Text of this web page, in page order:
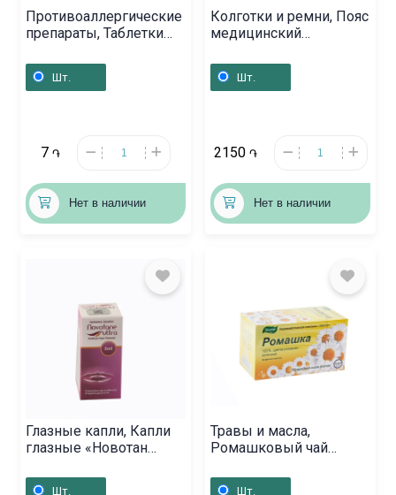
Противоаллергические
препараты, Таблетки
50 мг, Ռուսաստան
Шт.
7 ֏
Нет в наличии
Колготки и ремни, Пояс
медицинский
N2, Բելառուս
Шт.
2150 ֏
Нет в наличии
Глазные капли, Капли
глазные «Новотан
Ֆրանսիա
Шт.
Травы и масла,
Ромашковый чай
Ռուսաստան
Шт.